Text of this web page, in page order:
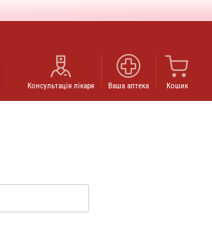
Консультація лікаря Ваша аптека Кошик